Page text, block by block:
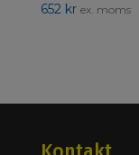
652 kr ex. moms